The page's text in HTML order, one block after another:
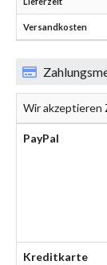
Wir akzeptieren
PayPal
Kreditkarte